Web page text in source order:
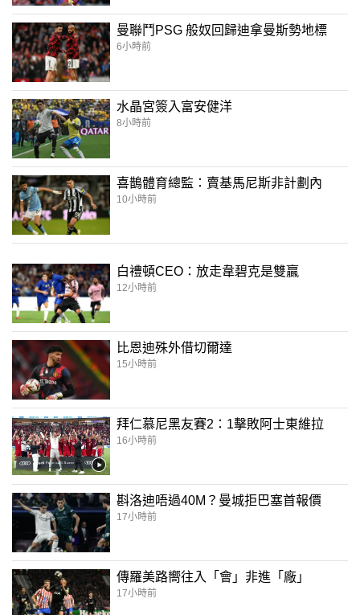
曼聯鬥PSG 般奴回歸迪拿曼斯勢地標
6小時前
水晶宮簽入富安健洋
8小時前
喜鵲體育總監：賣基馬尼斯非計劃內
10小時前
白禮頓CEO：放走韋碧克是雙贏
12小時前
比恩迪殊外借切爾達
15小時前
拜仁慕尼黑友賽2：1擊敗阿士東維拉
16小時前
斟洛迪唔過40M？曼城拒巴塞首報價
17小時前
傳羅美路嚮往入「會」非進「廠」
17小時前